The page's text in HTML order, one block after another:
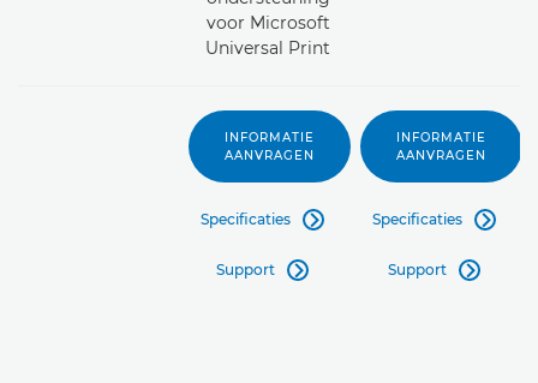
voor Microsoft
Universal Print
INFORMATIE
AANVRAGEN
Specificaties 
Support 
INFORMATIE
AANVRAGEN
Specificaties 
Support 